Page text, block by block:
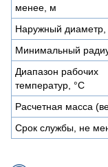
менее, м
Наружный
Минимальный
Диапазон рабочих
температур, °C
Расчетная масса
Срок службы, не